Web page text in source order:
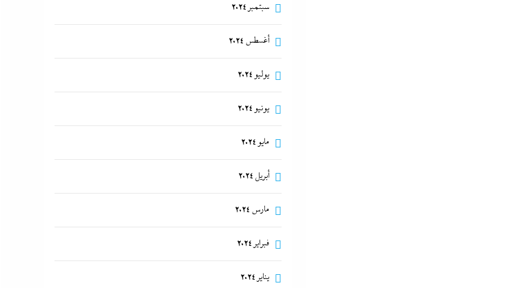
سبتمبر 2024
أغسطس 2024
يوليو 2024
يونيو 2024
مايو 2024
أبريل 2024
مارس 2024
فبراير 2024
يناير 2024